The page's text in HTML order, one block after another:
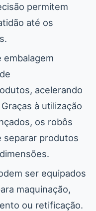
permitem
até os
embalagem
acelerando
à utilização
os robôs
separar produtos
ser equipados
maquinação,
ou retificação.